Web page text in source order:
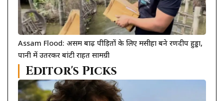
Assam Flood: असम बाढ़ पीड़ितों के लिए मसीहा बने रणदीप हुड्डा,
पानी में उतरकर बांटी राहत सामग्री
Editor's Picks